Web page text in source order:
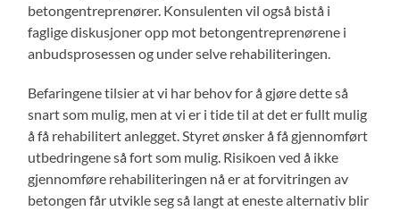
betongentreprenører. Konsulenten vil også bistå i
faglige diskusjoner opp mot betongentreprenørene i
anbudsprosessen og under selve rehabiliteringen.
Befaringene tilsier at vi har behov for å gjøre dette så
snart som mulig, men at vi er i tide til at det er fullt mulig
å få rehabilitert anlegget. Styret ønsker å få gjennomført
utbedringene så fort som mulig. Risikoen ved å ikke
gjennomføre rehabiliteringen nå er at forvitringen av
betongen får utvikle seg så langt at eneste alternativ blir